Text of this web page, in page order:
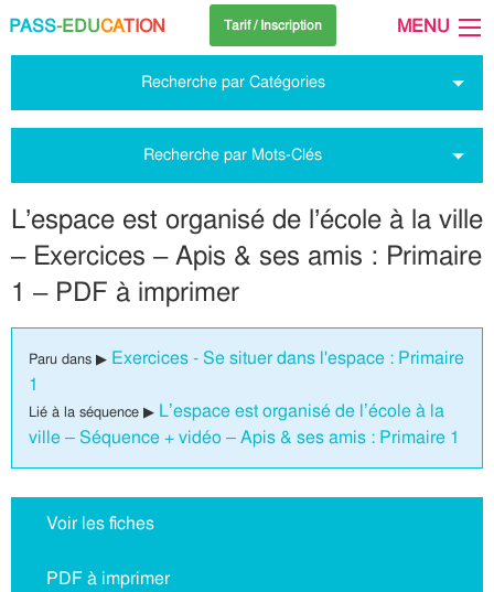
PASS-EDUCATION Tarif / Inscription MENU
Recherche par Catégories
Recherche par Mots-Clés
L’espace est organisé de l’école à la ville
– Exercices – Apis & ses amis : Primaire
1 – PDF à imprimer
Paru dans ▶ Exercices - Se situer dans l'espace : Primaire
1
Lié à la séquence ▶ L’espace est organisé de l’école à la
ville – Séquence + vidéo – Apis & ses amis : Primaire 1
Voir les fiches
PDF à imprimer